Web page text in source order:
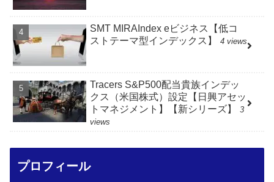
SMT MIRAIndex eビジネス【低コ
ストテーマ型インデックス】
4 views
Tracers S&P500配当貴族インデッ
クス（米国株式）設定【日興アセッ
トマネジメント】【新シリーズ】
3
views
プロフィール